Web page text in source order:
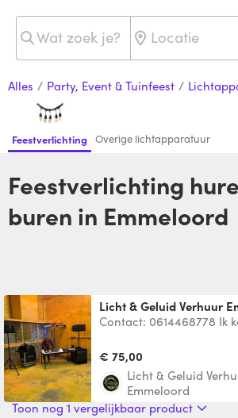
Alles / Party, Event & Tuinfeest /
Feestverlichting Overige lichtapparatuur
Feestverlichting huren van je
buren in Emmeloord
Licht & Geluid Verhuur
Contact: 0614468778 Ik
tuinfeest, g
€ 75,00
Licht & Geluid
Emmeloord
Toon nog 1 vergelijkbaar product